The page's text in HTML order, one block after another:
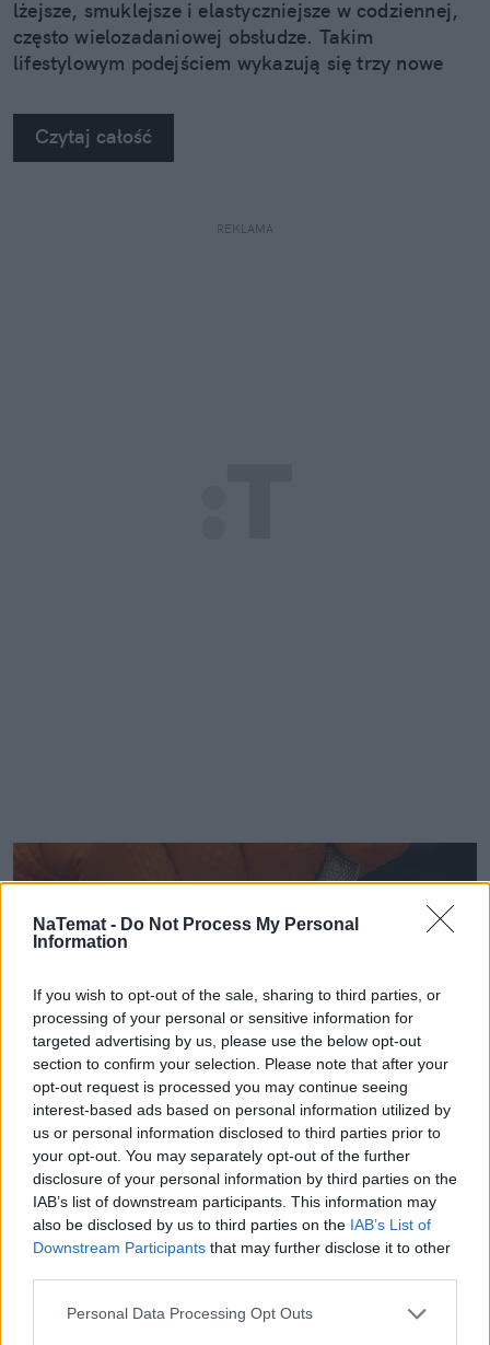
NaTemat - Do Not Process My Personal
Information
If you wish to opt-out of the sale, sharing to third parties, or
processing of your personal or sensitive information for
targeted advertising by us, please use the below opt-out
section to confirm your selection. Please note that after your
opt-out request is processed you may continue seeing
interest-based ads based on personal information utilized by
us or personal information disclosed to third parties prior to
your opt-out. You may separately opt-out of the further
disclosure of your personal information by third parties on the
IAB’s list of downstream participants. This information may
also be disclosed by us to third parties on the IAB’s List of
Downstream Participants that may further disclose it to other
Personal Data Processing Opt Outs
lżejsze, smuklejsze i elastyczniejsze w codziennej,
często wielozadaniowej obsłudze. Takim
lifestylowym podejściem wykazują się trzy nowe
Czytaj całość
REKLAMA
Mały odprysk to wielki problem.
Pojechałem sprawdzić, jak w 30 minut
uratować szybę (i portfel)
Wydaje ci się, że to tylko mała kropka na szkle? "E
tam, nie widać, pojeżdżę tak jeszcze sezon" – myśli
wielu z nas. Sam tak kiedyś myślałem, dopóki nie
mały odprysk na szybie to tykająca bomba. Gdy